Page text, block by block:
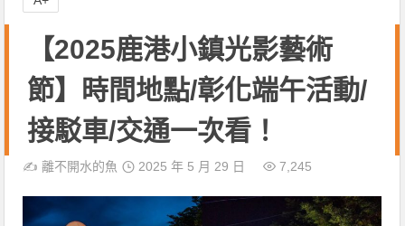
【2025鹿港小鎮光影藝術
節】時間地點/彰化端午活動/
接駁車/交通一次看！
✍️離不開水的魚 2025 年 5 月 29 日 7,245